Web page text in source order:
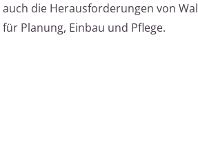
auch die Herausforderungen von
für Planung, Einbau und Pflege.